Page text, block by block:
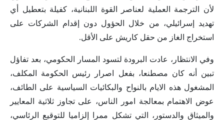
لأن الترجمة العملية لعناصر القوة اللبنانية، كفيلة بتعطيل أي
تهديد إسرائيلي، من خلال الحؤول دون إقدام الشركات على
استخراج الغاز من حقل كاريش على الأقل.
وفي الانتظار، عادت البرودة لتسود المسار الحكومي، بعد تفاؤل
تبين أنه كان مصطنعا، بفعل اصرار رئيس الحكومة المكلف،
المشغول هذه الايام بالنواح والبكائيات السياسية على الطائف،
عوض الاهتمام بمعالجة امور الناس، على تجاوز ثلاثية المعايير
والميثاق والدستور، التي تشكل ممرا إلزاميا للتوقيع الرئاسي،